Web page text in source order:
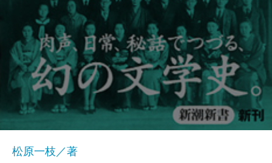
松原一枝／著